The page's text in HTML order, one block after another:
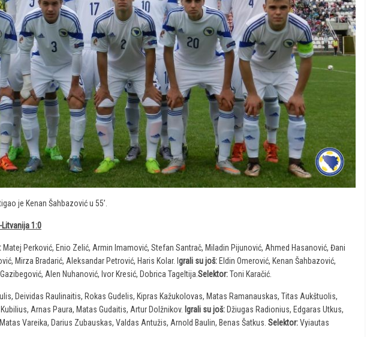
je Kenan Šahbazović u 55’.
1:0
Matej Perković, Enio Zelić, Armin Imamović, Stefan Santrač, Miladin Pijunović, Ahmed Hasanović, Đani
Mirza Bradarić, Aleksandar Petrović, Haris Kolar. I grali su još: Eldin Omerović, Kenan Šahbazović,
Alen Nuhanović, Ivor Kresić, Dobrica Tageltija.Selektor:Toni Karačić.
Deividas Raulinaitis, Rokas Gudelis, Kipras Kažukolovas, Matas Ramanauskas, Titas Aukštuolis,
Arnas Paura, Matas Gudaitis, Artur Dolžnikov. Igrali su još: Džiugas Radionius, Edgaras Utkus,
Vareika, Darius Zubauskas, Valdas Antužis, Arnold Baulin, Benas Šatkus. Selektor:Vyiautas